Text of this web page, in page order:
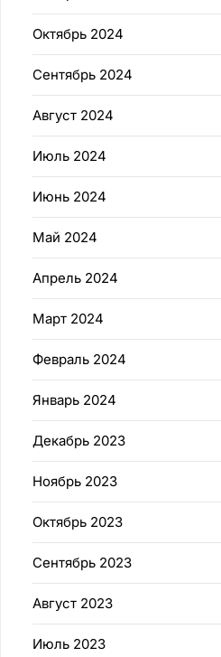
Октябрь 2024
Сентябрь 2024
Август 2024
Июль 2024
Июнь 2024
Май 2024
Апрель 2024
Март 2024
Февраль 2024
Январь 2024
Декабрь 2023
Ноябрь 2023
Октябрь 2023
Сентябрь 2023
Август 2023
Июль 2023